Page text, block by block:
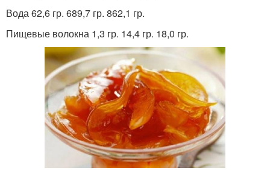
Вода 62,6 гр. 689,7 гр. 862,1 гр.
Пищевые волокна 1,3 гр. 14,4 гр. 18,0 гр.